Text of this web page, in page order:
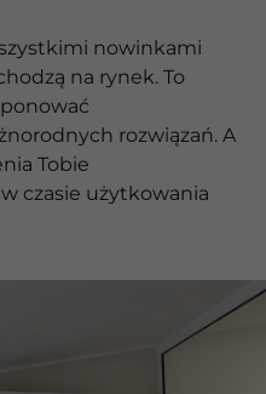
nowinkami
na rynek. To
rozwiązań. A
Tobie
czasie użytkowania